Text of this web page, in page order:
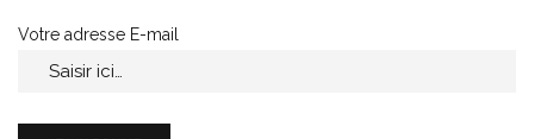
Votre adresse E-mail